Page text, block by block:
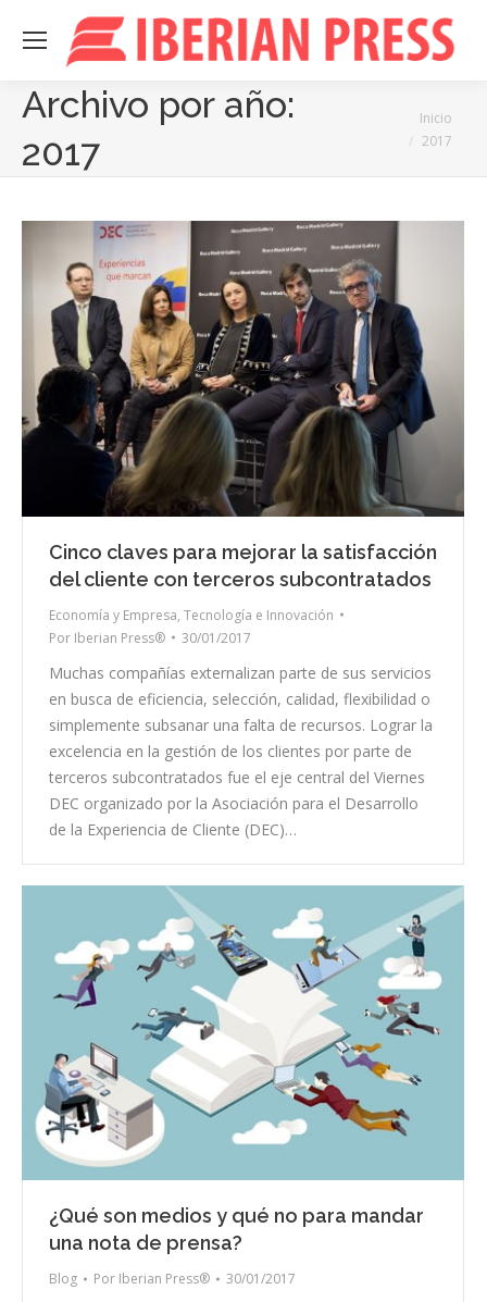
Archivo por año:
2017
Estás aquí:Inicio
2017
Cinco claves para mejorar la satisfacción
del cliente con terceros subcontratados
Economía y Empresa, Tecnología e Innovación
Por Iberian Press® 30/01/2017
Muchas compañías externalizan parte de sus servicios
en busca de eficiencia, selección, calidad, flexibilidad o
simplemente subsanar una falta de recursos. Lograr la
excelencia en la gestión de los clientes por parte de
terceros subcontratados fue el eje central del Viernes
DEC organizado por la Asociación para el Desarrollo
de la Experiencia de Cliente (DEC)…
¿Qué son medios y qué no para mandar
una nota de prensa?
Blog Por Iberian Press® 30/01/2017